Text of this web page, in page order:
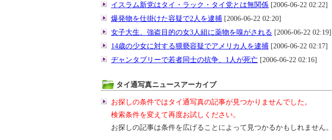
イスラム新党はタイ・ラック・タイ党とは無関係 [2006-06-22 02:22]
爆発物を仕掛けた容疑で2人を逮捕 [2006-06-22 02:20]
女子大生、強盗目的の女3人組に薬物を嗅がされる [2006-06-22 02:19]
14歳の少女に対する猥褻容疑でアメリカ人を逮捕 [2006-06-22 02:17]
ヂャンタブリーで若者同士の抗争、1人が死亡 [2006-06-22 02:16]
タイ通写真ニュースアーカイブ
お探しの条件ではタイ通写真の記事が見つかりませんでした。
検索条件を変えて再度お試しください。
お探しの記事は条件を広げることによって見つかるかもしれません。